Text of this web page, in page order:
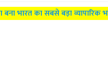
बना भारत का सबसे बड़ा व्यापारिक